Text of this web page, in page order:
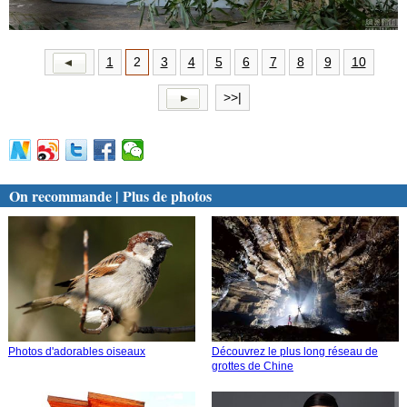
1 2 3 4 5 6 7 8 9 10
>>|
On recommande | Plus de photos
Photos d'adorables oiseaux
Découvrez le plus long réseau de
grottes de Chine